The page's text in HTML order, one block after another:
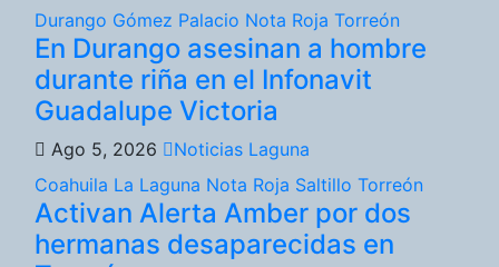
Durango Gómez Palacio Nota Roja Torreón
En Durango asesinan a hombre
durante riña en el Infonavit
Guadalupe Victoria
Ago 5, 2026
Noticias Laguna
Coahuila La Laguna Nota Roja Saltillo Torreón
Activan Alerta Amber por dos
hermanas desaparecidas en